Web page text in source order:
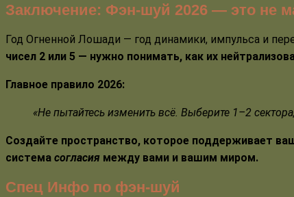
Заключение: Фэн-шуй 2026 — это не
Год Огненной Лошади — год динамики, импульса и
чисел 2 или 5 — нужно понимать, как их
Главное правило 2026:
«Не пытайтесь изменить всё. Выберите 1–2
Создайте пространство, которое поддерживает
система согласия между вами и вашим миром.
Спец Инфо по фэн-шуй